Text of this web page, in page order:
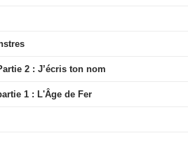
2 : J’écris ton nom
1 : L'Âge de Fer